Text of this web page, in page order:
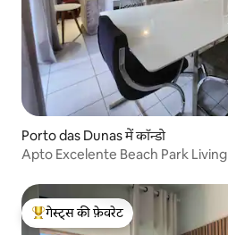
Porto das Dunas में कॉन्डो
Apto Excelente Beach Park Living
गेस्ट्स का टॉप फ़ेवरेट
गेस्ट्स की फ़ेवरेट